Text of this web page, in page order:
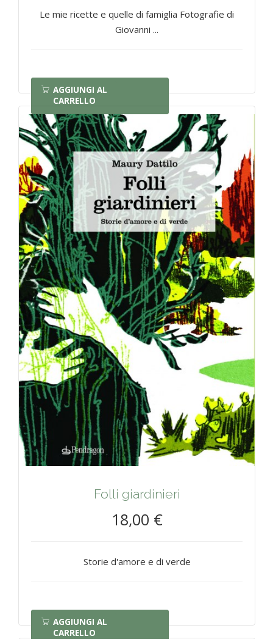
Le mie ricette e quelle di famiglia Fotografie di
Giovanni ...
AGGIUNGI AL
CARRELLO
Folli giardinieri
18,00 €
Storie d'amore e di verde
AGGIUNGI AL
CARRELLO